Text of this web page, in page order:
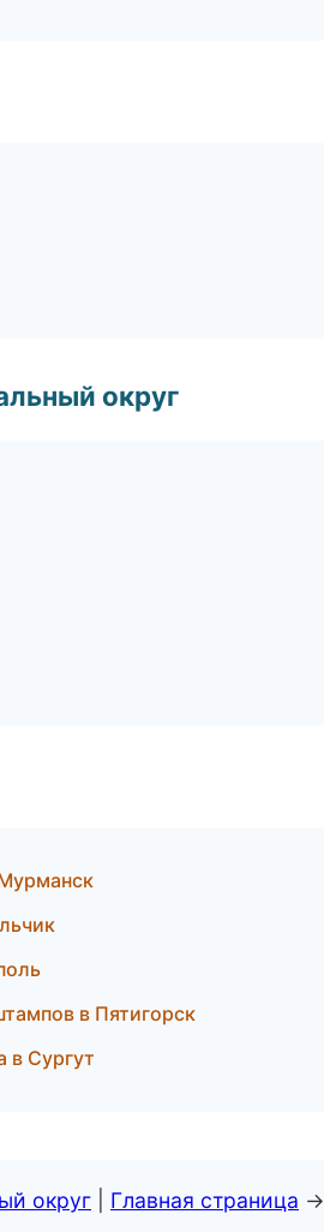
округ
в Пятигорск
в Сургут
округ Главная страница →